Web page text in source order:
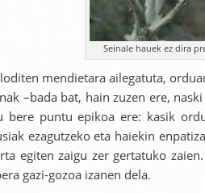
Seinale hauek ez dira
mendietara ailegatuta,
–bada bat, hain zuzen ere,
bere puntu epikoa ere: kasik
ezagutzeko eta haiekin
egiten zaigu zer gertatuko
gazi-gozoa izanen dela.